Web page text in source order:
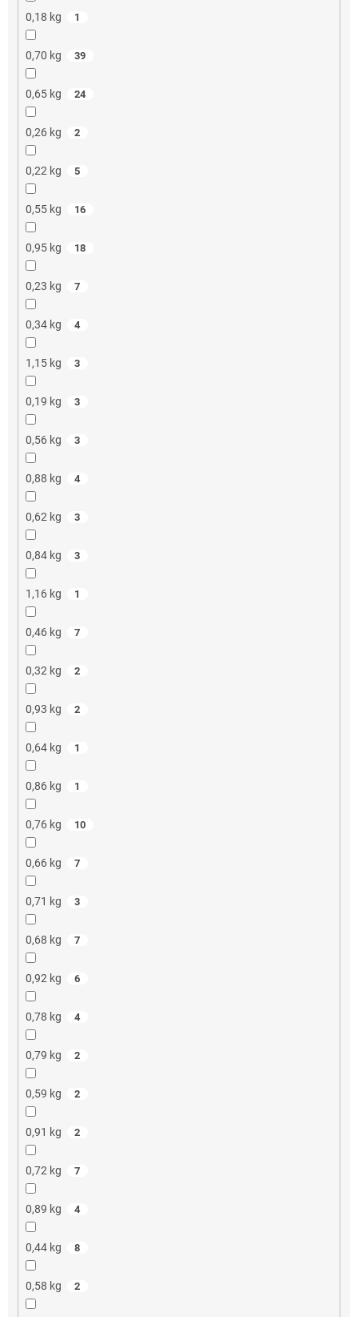
0,18 kg 1
0,70 kg 39
0,65 kg 24
0,26 kg 2
0,22 kg 5
0,55 kg 16
0,95 kg 18
0,23 kg 7
0,34 kg 4
1,15 kg 3
0,19 kg 3
0,56 kg 3
0,88 kg 4
0,62 kg 3
0,84 kg 3
1,16 kg 1
0,46 kg 7
0,32 kg 2
0,93 kg 2
0,64 kg 1
0,86 kg 1
0,76 kg 10
0,66 kg 7
0,71 kg 3
0,68 kg 7
0,92 kg 6
0,78 kg 4
0,79 kg 2
0,59 kg 2
0,91 kg 2
0,72 kg 7
0,89 kg 4
0,44 kg 8
0,58 kg 2